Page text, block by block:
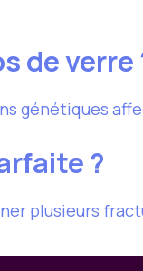
de verre
génétiques
?
plusieurs